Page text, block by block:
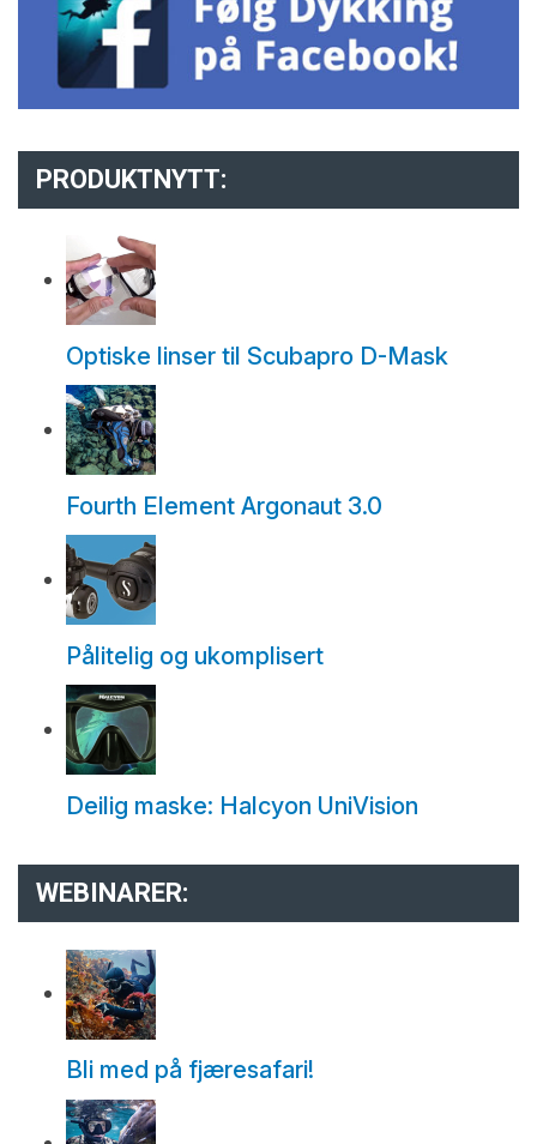
PRODUKTNYTT:
Optiske linser til Scubapro D-Mask
Fourth Element Argonaut 3.0
Pålitelig og ukomplisert
Deilig maske: Halcyon UniVision
WEBINARER:
Bli med på fjæresafari!